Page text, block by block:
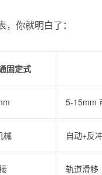
你就明白了：
固定式
5-15mm
械 自动+反
轨道滑移